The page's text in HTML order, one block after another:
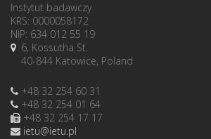
Instytut badawczy
KRS: 0000058172
NIP: 634 012 55 19
6, Kossutha St.
40-844 Katowice, Poland
+48 32 254 60 31
+48 32 254 01 64
+48 32 254 17 17
ietu@ietu.pl